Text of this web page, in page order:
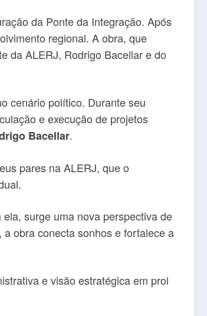
da Ponte da Integração. Após
regional. A obra, que
da ALERJ, Rodrigo Bacellar e do
cenário político. Durante seu
e execução de projetos
Bacellar.
pares na ALERJ, que o
surge uma nova perspectiva de
obra conecta sonhos e fortalece a
e visão estratégica em prol